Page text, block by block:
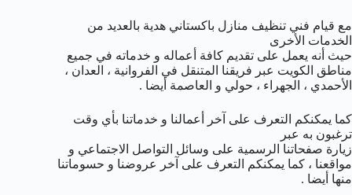
مع قيام فني تنظيف منازل باكستاني هدية بالعديد من
الخدمات الأخرى
حيث أنه يعمل على تقديم كافة أعماله و خدماته في جميع
مناطق الكويت عبر فريقنا المتنقل في الفروانية ، العدان ،
الأحمدي ، الجهراء ، حولي و العاصمة أيضا .
كما يمكنكم التعرف على آخر أعمالنا و خدماتنا بأي وقت
ترغبون به عبر
زيارة صفحاتنا الرسمية على وسائل التواصل الاجتماعي و
مواقعنا ، كما يمكنكم التعرف على آخر عروضنا و حسوماتنا
منها أيضا .